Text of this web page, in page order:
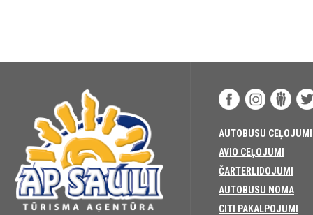
AUTOBUSU CEĻOJUMI
AVIO CEĻOJUMI
ČARTERLIDOJUMI
AUTOBUSU NOMA
CITI PAKALPOJUMI